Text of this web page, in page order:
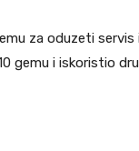
za oduzeti servis
gemu i iskoristio